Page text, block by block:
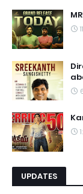
UPDATES